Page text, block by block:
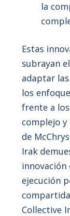
la
Estas
subrayan
adaptar
los
frente a
complejo y
de
Irak
innovación
ejecución
Collective